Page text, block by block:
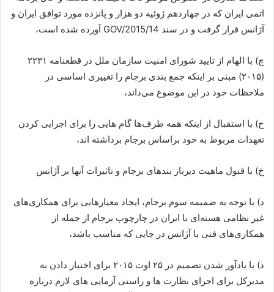
اتمی ایران که در چهاردهم ژوئیه دو هزار و پانزده مورد توافق ایران و
آژانس قرار گرفت و در سند GOV/2015/14 آورده شده است،
چ) با الهام از تایید شورای امنیت سازمان ملل در قطعنامه ۲۲۳۱
(۲۰۱۵) مبنی بر اینکه جمع بندی برجام را تغییری اساسی در
ملاحظات خود در این موضوع می‌داند،
ح) با استقبال از اینکه همه طرف‌ها گام هایی را برای اجرایی کردن
تعهدات مربوط به خود براساس برجام برداشته اند،
خ) با قبول ماهیت دیرباز بندهای برجام و تاثیرات آنها بر آژانس
د) با توجه به ضمیمه سوم برجام، ایجاد معیارهایی برای همکاری‌های
غیر نظامی هسته‌ای با ایران در چارچوب برجام از جمله از
همکاری‌های فنی با آژانس در جایی که مناسب باشد،
ذ) با یادآور شدن تصمیم در ۲۵ اوت ۲۰۱۵ برای اختیار دادن به
مدیرکل برای اجرای نظارت ها و راستی آزمایی های لازم درباره